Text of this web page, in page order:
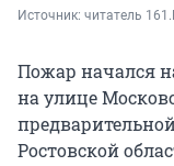
Источник: читатель
Пожар начался
на улице
Ростовской